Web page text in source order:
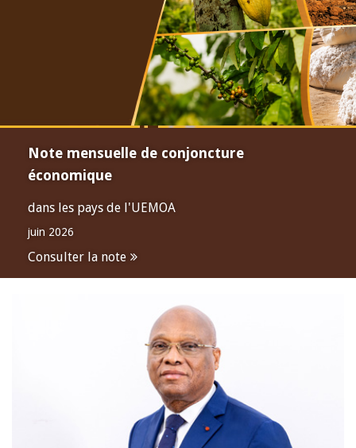
Note mensuelle de conjoncture
économique
dans les pays de l'UEMOA
juin 2026
Consulter la note